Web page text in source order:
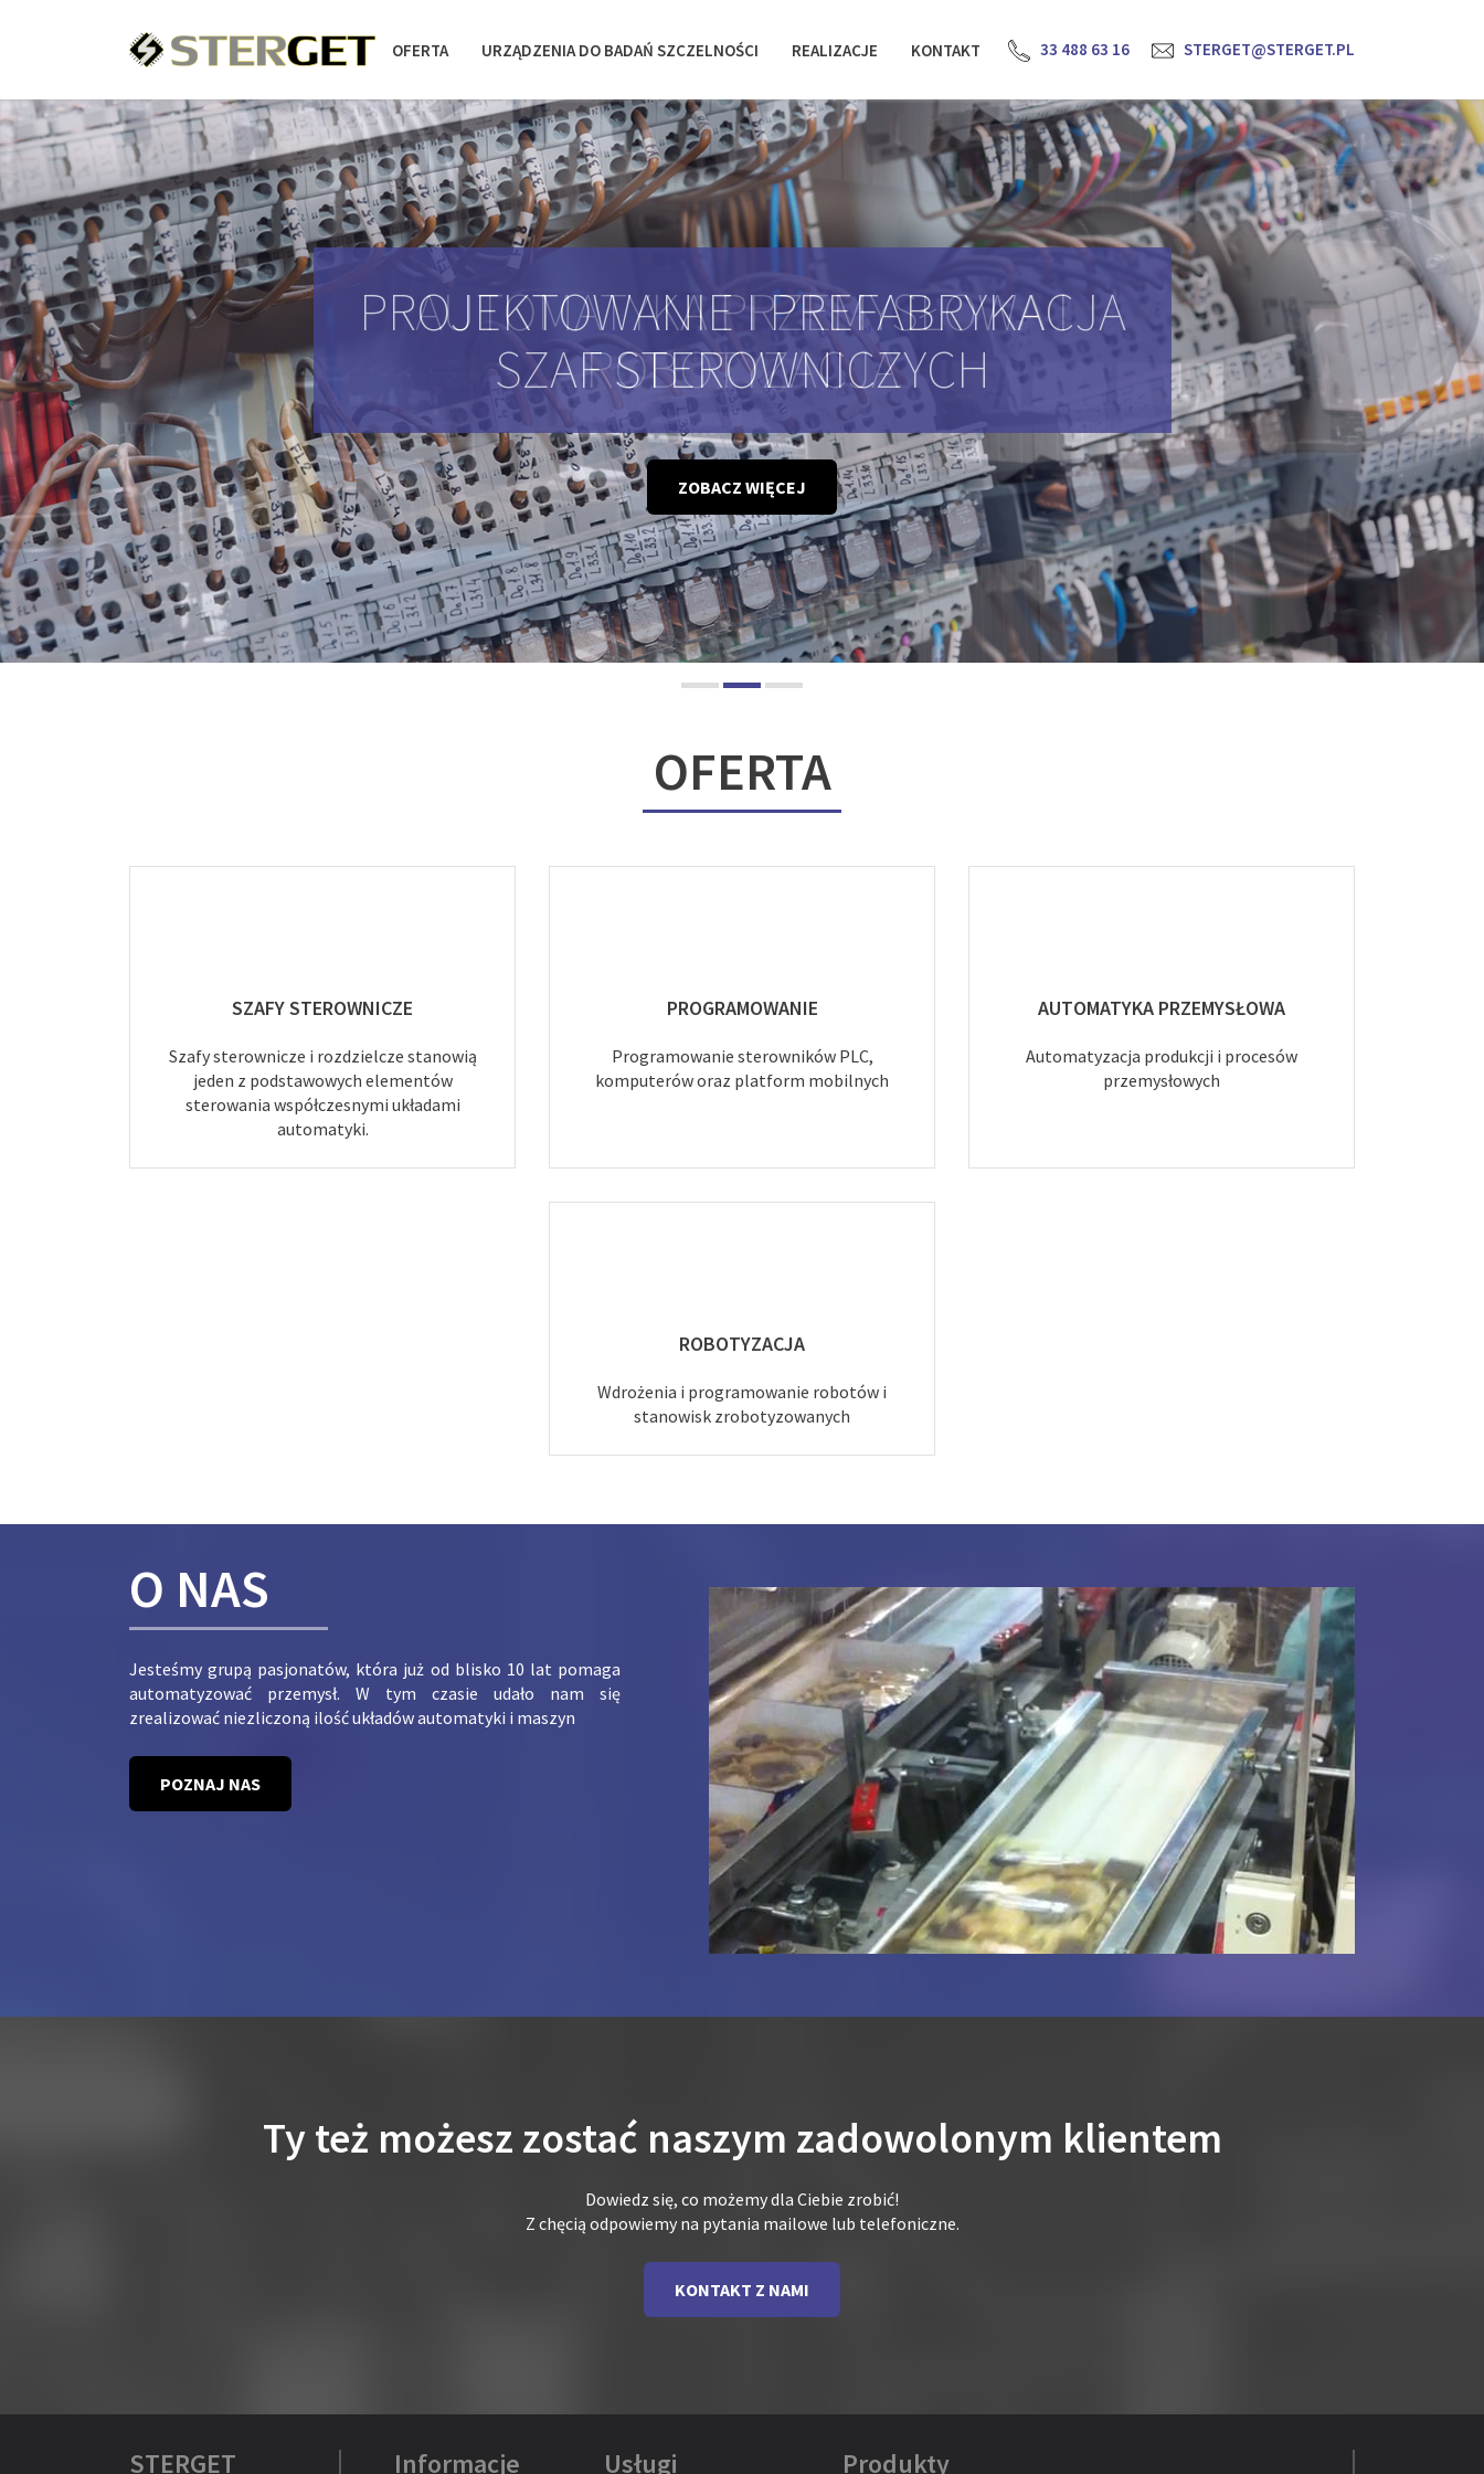
OFERTA URZĄDZENIA DO BADAŃ SZCZELNOŚCI REALIZACJE KONTAKT 33 488 63 16 STERGET@STERGET.PL
PROJEKTOWANIE I PREFABRYKACJA
SZAF STEROWNICZYCH
ZOBACZ WIĘCEJ
OFERTA
SZAFY STEROWNICZE
Szafy sterownicze i rozdzielcze stanowią
jeden z podstawowych elementów
sterowania współczesnymi układami
automatyki.
PROGRAMOWANIE
Programowanie sterowników PLC,
komputerów oraz platform mobilnych
AUTOMATYKA PRZEMYSŁOWA
Automatyzacja produkcji i procesów
przemysłowych
ROBOTYZACJA
Wdrożenia i programowanie robotów i
stanowisk zrobotyzowanych
O NAS
Jesteśmy grupą pasjonatów, która już od blisko 10 lat pomaga
automatyzować przemysł. W tym czasie udało nam się
zrealizować niezliczoną ilość układów automatyki i maszyn
POZNAJ NAS
Ty też możesz zostać naszym zadowolonym klientem
Dowiedz się, co możemy dla Ciebie zrobić!
Z chęcią odpowiemy na pytania mailowe lub telefoniczne.
KONTAKT Z NAMI
STERGET Informacje Usługi Produkty